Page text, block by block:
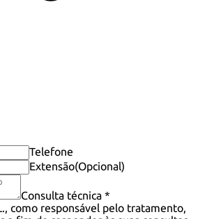
Telefone
Extensão(Opcional)
Consulta técnica *
como responsável pelo tratamento,